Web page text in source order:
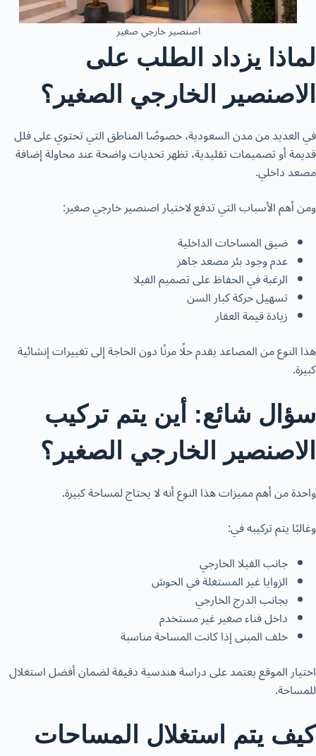
اصنصير خارجي صغير
لماذا يزداد الطلب على
الاصنصير الخارجي الصغير؟
في العديد من مدن السعودية، خصوصًا المناطق التي تحتوي على فلل
قديمة أو تصميمات تقليدية، تظهر تحديات واضحة عند محاولة إضافة
مصعد داخلي.
ومن أهم الأسباب التي تدفع لاختيار اصنصير خارجي صغير:
ضيق المساحات الداخلية
عدم وجود بئر مصعد جاهز
الرغبة في الحفاظ على تصميم الفيلا
تسهيل حركة كبار السن
زيادة قيمة العقار
هذا النوع من المصاعد يقدم حلًا مرنًا دون الحاجة إلى تغييرات إنشائية
كبيرة.
سؤال شائع: أين يتم تركيب
الاصنصير الخارجي الصغير؟
واحدة من أهم مميزات هذا النوع أنه لا يحتاج لمساحة كبيرة.
وغالبًا يتم تركيبه في:
جانب الفيلا الخارجي
الزوايا غير المستغلة في الحوش
بجانب الدرج الخارجي
داخل فناء صغير غير مستخدم
خلف المبنى إذا كانت المساحة مناسبة
اختيار الموقع يعتمد على دراسة هندسية دقيقة لضمان أفضل استغلال
للمساحة.
كيف يتم استغلال المساحات